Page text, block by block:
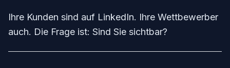
Ihre Kunden sind auf LinkedIn. Ihre Wettbewerber
auch. Die Frage ist: Sind Sie sichtbar?